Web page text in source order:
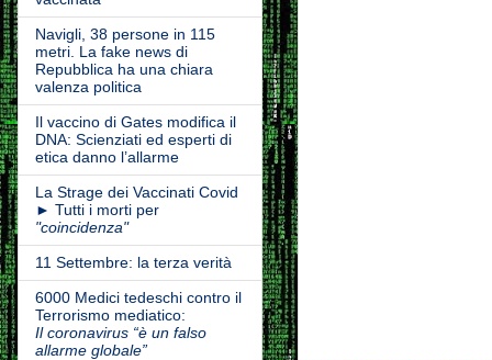
Navigli, 38 persone in 115
metri. La fake news di
Repubblica ha una chiara
valenza politica
Il vaccino di Gates modifica il
DNA: Scienziati ed esperti di
etica danno l’allarme
La Strage dei Vaccinati Covid
► Tutti i morti per
"coincidenza"
11 Settembre: la terza verità
6000 Medici tedeschi contro il
Terrorismo mediatico:
Il coronavirus “è un falso
allarme globale”